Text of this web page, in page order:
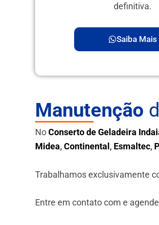
definitiva.
Saiba Mais
Manutenção
NoConserto de Geladeira
Midea,Continental , Esmaltec,
Trabalhamos exclusivamente
Entre em contato com e